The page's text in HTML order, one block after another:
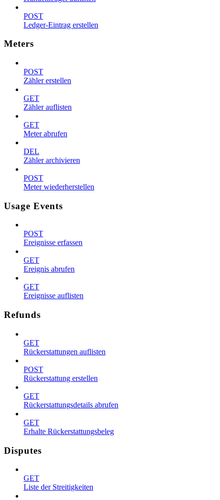
POST
Ledger-Eintrag erstellen
Meters
POST
Zähler erstellen
GET
Zähler auflisten
GET
Meter abrufen
DEL
Zähler archivieren
POST
Meter wiederherstellen
Usage Events
POST
Ereignisse erfassen
GET
Ereignis abrufen
GET
Ereignisse auflisten
Refunds
GET
Rückerstattungen auflisten
POST
Rückerstattung erstellen
GET
Rückerstattungsdetails abrufen
GET
Erhalte Rückerstattungsbeleg
Disputes
GET
Liste der Streitigkeiten